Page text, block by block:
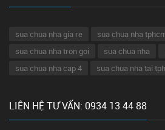
sua chua nha gia re
sua chua nha
sua chua nha tron goi
sua chua nha
sua chua nha cap 4
sua chua nha tai
LIÊN HỆ TƯ VẤN: 0934 13 44 88